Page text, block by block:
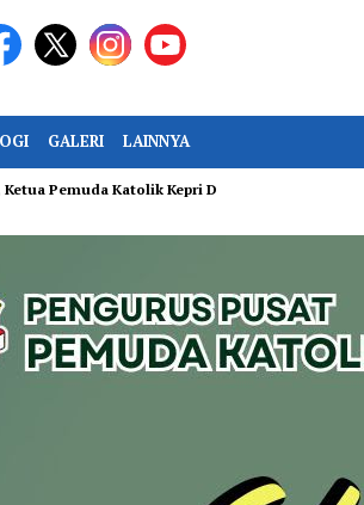
GALERI LAINNYA
Katolik Kepri Desak Keterbukaan